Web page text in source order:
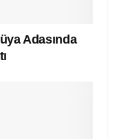
Adasında